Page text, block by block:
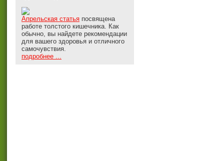
Апрельская статья посвящена
работе толстого кишечника. Как
обычно, вы найдете рекомендации
для вашего здоровья и отличного
самочувствия.
подробнее ...